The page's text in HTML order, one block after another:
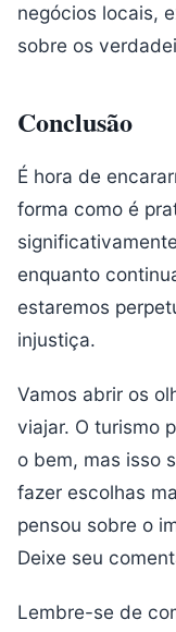
negócios locais,
sobre os
Conclusão
É hora de
forma como é
enquanto
estaremos
injustiça.
Vamos abrir os
viajar. O turismo
o bem, mas isso
fazer escolhas
pensou sobre o
Deixe seu
Lembre-se de